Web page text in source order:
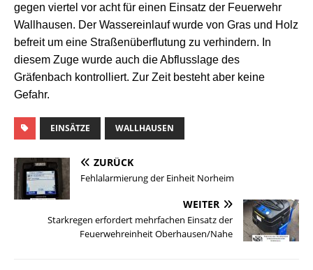
gegen viertel vor acht für einen Einsatz der Feuerwehr
Wallhausen. Der Wassereinlauf wurde von Gras und Holz
befreit um eine Straßenüberflutung zu verhindern. In
diesem Zuge wurde auch die Abflusslage des
Gräfenbach kontrolliert. Zur Zeit besteht aber keine
Gefahr.
EINSÄTZE WALLHAUSEN
ZURÜCK
Fehlalarmierung der Einheit Norheim
WEITER
Starkregen erfordert mehrfachen Einsatz der
Feuerwehreinheit Oberhausen/Nahe